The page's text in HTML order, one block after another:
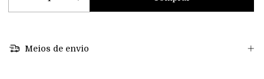
Meios de envio